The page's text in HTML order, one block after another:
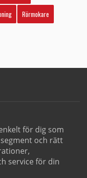
Rörmokare
för dig som
och rätt
service för din